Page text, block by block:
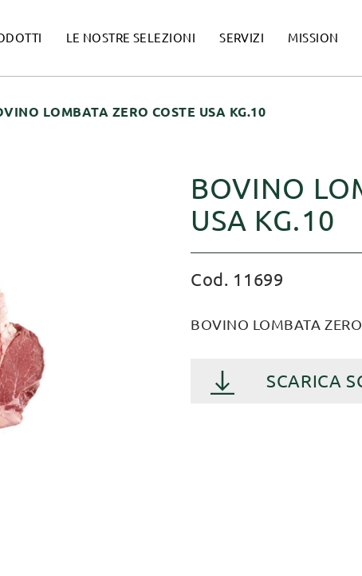
LE NOSTRE SELEZIONI SERVIZI MISSION
LOMBATA ZERO COSTE USA KG.10
BOVINO
USA KG.10
Cod. 11699
BOVINO LOMBATA
SCARICA